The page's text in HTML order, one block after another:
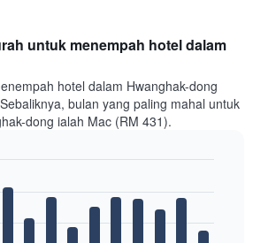
untuk menempah hotel dalam
hotel dalam Hwanghak-dong
bulan yang paling mahal untuk
dong ialah Mac (RM 431).